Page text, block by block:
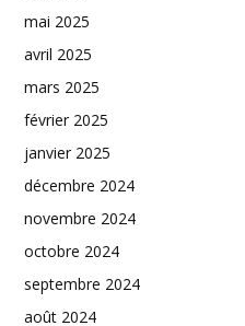
mai 2025
avril 2025
mars 2025
février 2025
janvier 2025
décembre 2024
novembre 2024
octobre 2024
septembre 2024
août 2024